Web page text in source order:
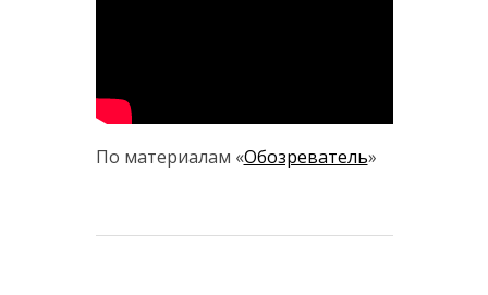
По материалам «Обозреватель»